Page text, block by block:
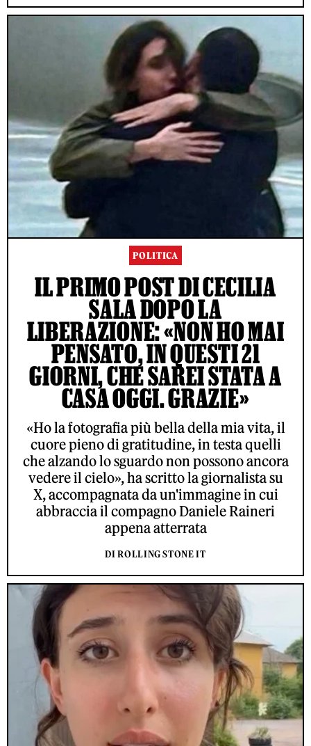
POLITICA
IL PRIMO POST DI CECILIA
SALA DOPO LA
LIBERAZIONE: «NON HO MAI
PENSATO, IN QUESTI 21
GIORNI, CHE SAREI STATA A
CASA OGGI. GRAZIE»
«Ho la fotografia più bella della mia vita, il
cuore pieno di gratitudine, in testa quelli
che alzando lo sguardo non possono ancora
vedere il cielo», ha scritto la giornalista su
X, accompagnata da un'immagine in cui
abbraccia il compagno Daniele Raineri
appena atterrata
DI ROLLING STONE IT